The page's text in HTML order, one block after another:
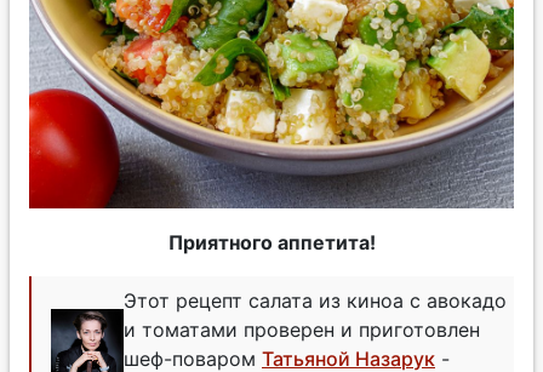
Приятного аппетита!
Этот рецепт салата из киноа с авокадо
и томатами проверен и приготовлен
шеф-поваром Татьяной Назарук -